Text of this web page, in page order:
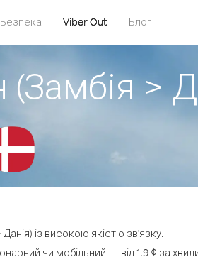
Безпека Viber Out Блог
>
із високою якістю зв'язку.
чи мобільний — від 1.9 ¢ за